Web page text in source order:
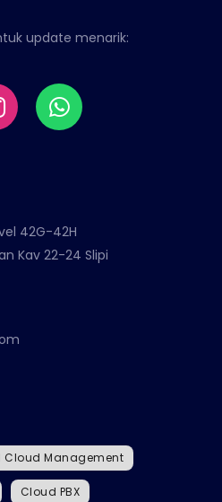
update menarik:
Whatsapp
42G-42H
Kav 22-24 Slipi
Cloud Management
Cloud PBX